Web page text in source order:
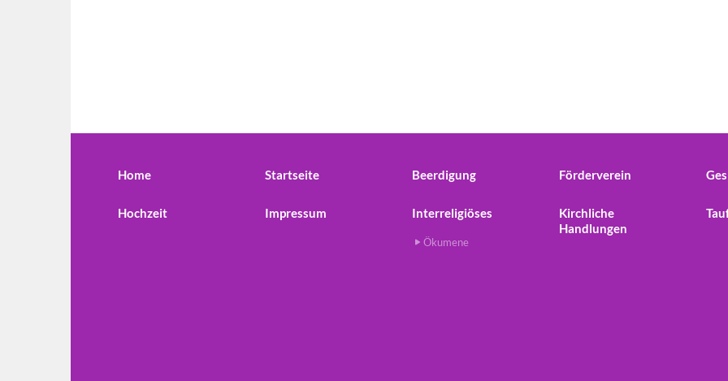
Home Startseite Beerdigung Förderverein
Hochzeit Impressum Interreligiöses
Ökumene
Kirchliche
Handlungen